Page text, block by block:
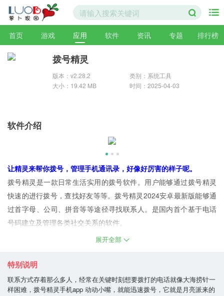
首页 游戏 应用 软件 资讯 专题 排行榜
拨号精灵
版本：v2.28.2
类别：系统工具
大小：19.42 MB
时间：2025-04-03
软件介绍
让精灵来帮你拨号，管理手机通讯录，好像好厉害的样子呢。
拨号精灵是一款日常生活实用的拨号软件。用户能够通过拨号精灵
快速的进行拨号，查找好友等等。拨号精灵2024安卓最新版能够通
过首字母、公司、拼音等等途径寻找联系人。是国内首个基于电话
号码建立及管理各类社交关系的软件。
1、动态键盘，超炫体验：该软件采用侧面全键盘设计，无论您在行
自动匹配最舒适的拨号体验。
展开全部
特别说明
联系方式存着那么多人，经常在关键时刻想要拨打的电话就像大海捞针一
样困难，拨号精灵手机app 动动小嘴，就能迅速拨号，它就是月亮派来的